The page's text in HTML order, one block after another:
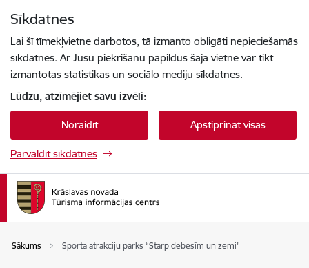
Sīkdatnes
Lai šī tīmekļvietne darbotos, tā izmanto obligāti nepieciešamās
sīkdatnes. Ar Jūsu piekrišanu papildus šajā vietnē var tikt
izmantotas statistikas un sociālo mediju sīkdatnes.
Lūdzu, atzīmējiet savu izvēli:
Noraidīt Apstiprināt visas
Pārvaldīt sīkdatnes
Sākums Sporta atrakciju parks “Starp debesīm un zemi"